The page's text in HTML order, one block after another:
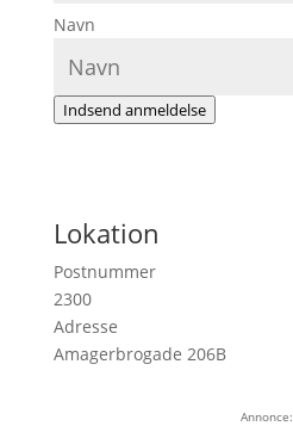
Navn
Indsend anmeldelse
Lokation
Postnummer
2300
Adresse
Amagerbrogade 206B
Annonce: